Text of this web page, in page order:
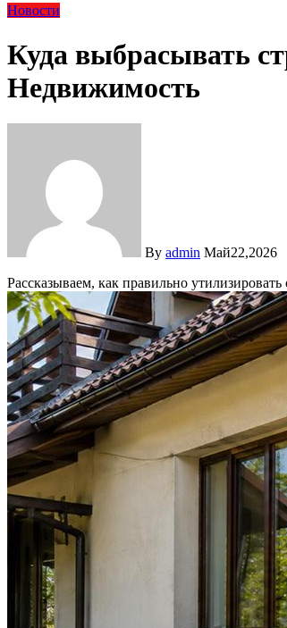
Новости
Куда выбрасывать
Недвижимость
By admin Май22,2026
Рассказываем, как правильно